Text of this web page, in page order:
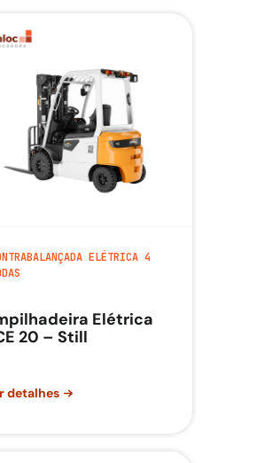
ELÉTRICA 4
Elétrica
20 – Still
detalhes